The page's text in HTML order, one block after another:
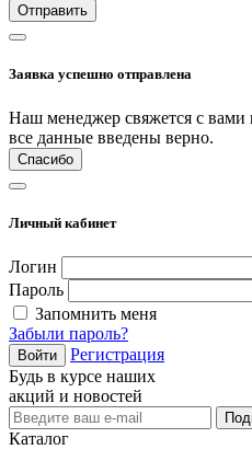
Отправить
Заявка успешно отправлена
Наш менеджер свяжется с вами
все данные введены верно.
Спасибо
Личный кабинет
Логин
Пароль
Запомнить меня
Забыли пароль?
Войти
Регистрация
Будь в курсе наших
акций и новостей
Каталог